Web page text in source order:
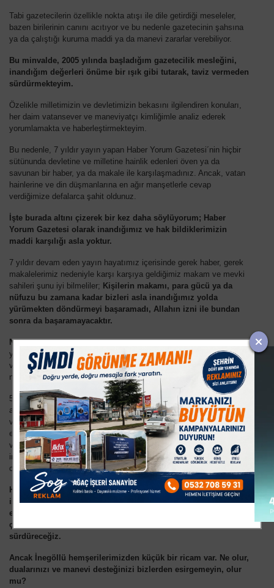
Tabi gazetecilerin özellikle nokta atışı ile dile getirdiği meseleler,
bazen birilerinin canını acıtıyor ve bu nedenle gazetecinin şahsına
ya da çalıştığı kuruma maddi ya da manevi zararlar verebiliyor.
Bu minvalde, 2005 yılında başladığım gazetecilik mesleğini,
inandığım değerleri önüme bir ışık gibi tutarak, taviz vermeden
sürdürmekteyim.
Özelikle milletimizin ve devletimizin bekasını ilgilendiren konuları,
her daim vatansever ve maneviyatçı kimliğimle analiz ederek
yorumlamakta ve haberleştirmekteyim.
Bu nedenle, 7 yıldır yayın yapan Haber Yorum Gazetesi´nin hiçbir
sütünunda devletine ve milletine hainlik edenleri öven ya da
savunan bir haber, ya da makale ile karşılaşmadınız. Ancak, vatan
hainlerine ve din düşmanlarına en ağır manşetlerle cevap
verdiğimize defalarca şahit oldunuz.
İşte burada altını çizerek bir kez daha söylüyorum; Haber
Yorum Gazetesi olarak inandığımız ve hak bildiklerimizin
maddi karşılığı asla yoktur.
7 yıldır devam eden yayın hayatımız içerisinde gerek haber, gerek
makalelerimiz nedeniyle karşı karşıya geldiğimiz makam ve mevki
sahileri şunu iyi bilmeliler; Kişilerin makamı, para gücü ya da
nüfuzu bu zamana kadar bizleri asla inandığımız yolda
yürümekten döndürmeyi başaramadı, Allahın izni ile bundan
sonra da başaramayacaktır.
Ne demek istiyorum;yaptığımız haberlerden ve köşe
yazılarımızdan ötürü, şahsıma ve gazetemize maddi manevi ayar
vermek isteyenler, bizleri ne gazetecilik mesleğinden soğutabilir,
nede inandığımız doğrulardan vazgeçmemize neden olur.
5 yıl önce eli kanlı terör örgütü PKK´lılara manşetlerden verdiğimiz
ayar gibi, 17-25 Aralık darbe girişiminden 15 gün önce FETÖ´cülere
verdiğimiz ayar gibi, sosyal medya üzerinden peygamber
efendimize hakaret eden CHP´li Eski Vekil Hüseyin Aygün´e
verdiğimiz ayar gibi, İnegölümüzü, vatanımızı, aziz milletimizi ve
inancımızı para cezalarına ve karakollara çektirilme pahasına da
olsa savunmaya Allah güç verdiği müddetçe devam edeceğiz.
Hülasa; Bizler kendi öz sermayesi kurulmuş bu gazete ile
istihdama ve ekonomiye katkı sağlamaya çalışırıken, önümüze
engeller koymaya çalışan hainlere, bölücülere ve yoldan
çıkmışlara inat dik durmayı, hak ve hakikatlari yazmayı
sürdüreceğiz.
Ancak İnegöllü hemşerilerimizden küçük bir ricam var. Ne olur,
dualarınızı ve manevi desteğinizi bizlerden esirgemeyin, olur
mu?